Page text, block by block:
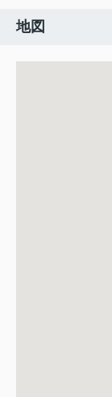
地図